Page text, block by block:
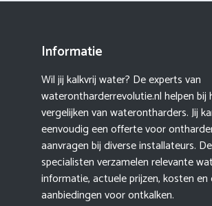
Informatie
Wil jij kalkvrij water? De experts van
waterontharderrevolutie.nl helpen bij
vergelijken van waterontharders. Jij
eenvoudig een offerte voor
aanvragen bij diverse installateurs. De
specialisten verzamelen relevante
informatie, actuele prijzen, kosten
aanbiedingen voor ontkalken.